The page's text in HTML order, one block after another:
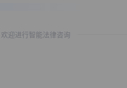
欢迎进行智能法律咨询